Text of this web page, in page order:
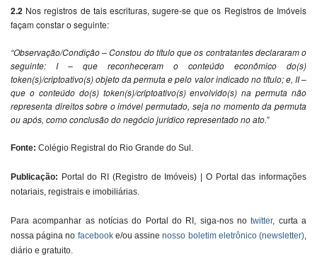
2.2 Nos registros de tais escrituras, sugere-se que os Registros de Imóveis
façam constar o seguinte:
“Observação/Condição – Constou do título que os contratantes declararam o
seguinte: I – que reconheceram o conteúdo econômico do(s)
token(s)/criptoativo(s) objeto da permuta e pelo valor indicado no título; e, II –
que o conteúdo do(s) token(s)/criptoativo(s) envolvido(s) na permuta não
representa direitos sobre o imóvel permutado, seja no momento da permuta
ou após, como conclusão do negócio jurídico representado no ato.”
Fonte: Colégio Registral do Rio Grande do Sul
Publicação: Portal do RI (Registro de Imóveis) | O Portal das informações
notariais, registrais e imobiliárias.
Para acompanhar as notícias do Portal do RI, siga-nos notwitter, curta a
nossa página no facebooke/ou assinenosso boletim eletrônico (newsletter)
diário e gratuito.